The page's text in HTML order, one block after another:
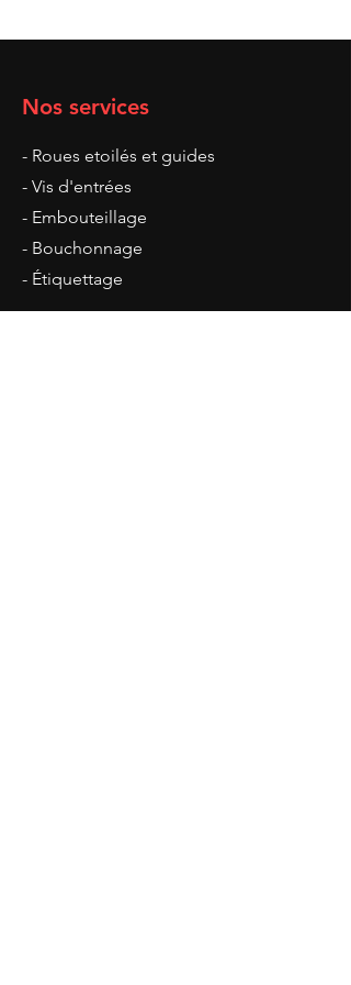
Nos services
- Roues etoilés et guides
- Vis d'entrées
- Embouteillage
- Bouchonnage
- Étiquettage